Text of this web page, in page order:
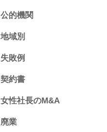
公的機関
地域別
失敗例
契約書
女性社長のM&A
廃業